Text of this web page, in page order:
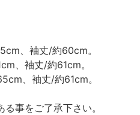
、袖丈/約60cm。
、袖丈/約61cm。
、袖丈/約61cm。
事をご了承下さい。